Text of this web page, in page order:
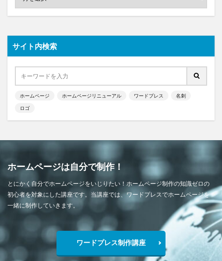
サイト内検索
ホームページ ホームページリニューアル ワードプレス 名刺
ロゴ
ホームページは自分で制作！
とにかく自分でホームページをいじりたい！ホームページ制作の知識ゼロの
初心者を対象にした講座です。当講座では、ワードプレスでホームページを
一緒に制作していきます。
ワードプレス制作講座